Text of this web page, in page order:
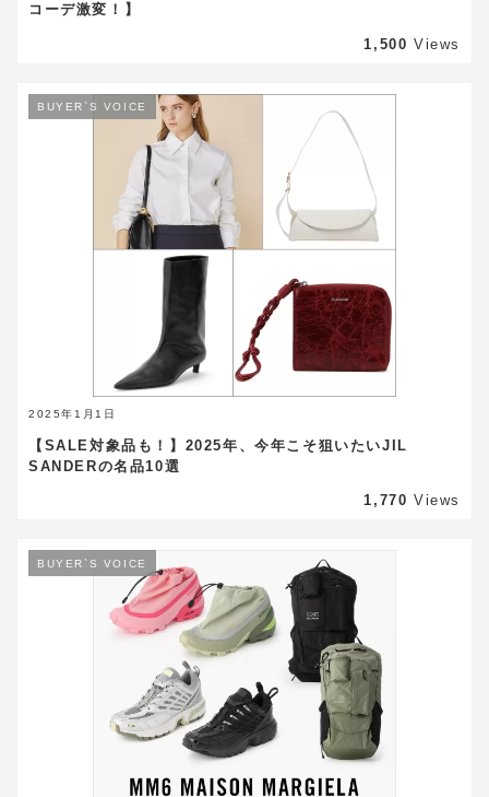
コーデ激変！】
1,500 Views
2025年1月1日
BUYER`S VOICE
【SALE対象品も！】2025年、今年こそ狙いたいJIL
SANDERの名品10選
1,770 Views
BUYER`S VOICE